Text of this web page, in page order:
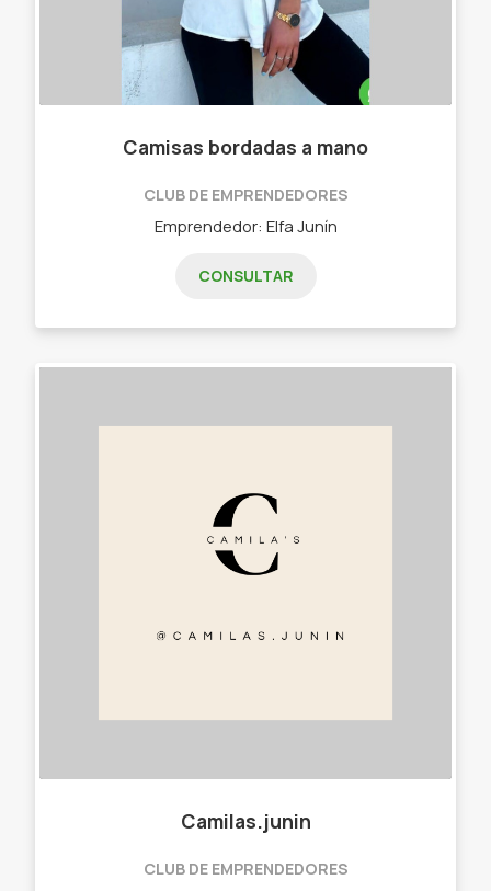
Camisas bordadas a mano
CLUB DE EMPRENDEDORES
Emprendedor: Elfa Junín
CONSULTAR
Camilas.junin
CLUB DE EMPRENDEDORES